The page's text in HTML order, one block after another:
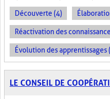
Découverte (4)
Réactivation des
Évolution des apprentissages
LE CONSEIL DE